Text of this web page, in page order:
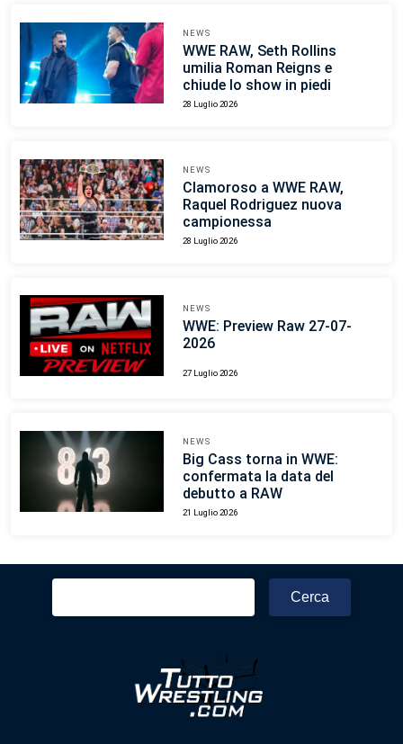
NEWS
WWE RAW, Seth Rollins
umilia Roman Reigns e
chiude lo show in piedi
28 Luglio 2026
NEWS
Clamoroso a WWE RAW,
Raquel Rodriguez nuova
campionessa
28 Luglio 2026
NEWS
WWE: Preview Raw 27-07-
2026
27 Luglio 2026
NEWS
Big Cass torna in WWE:
confermata la data del
debutto a RAW
21 Luglio 2026
Ricerca